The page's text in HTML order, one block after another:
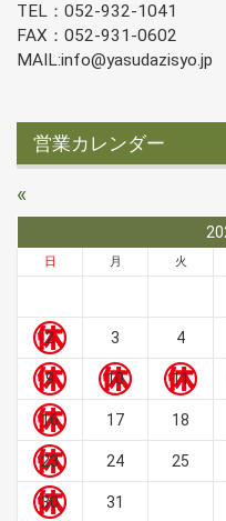
TEL：052-932-1041
FAX：052-
MAIL:info@yasudazisyo.jp
営業カレンダー
«
日 月 火
2 3 4
9 10 11
16 17 18
23 24 25
30 31